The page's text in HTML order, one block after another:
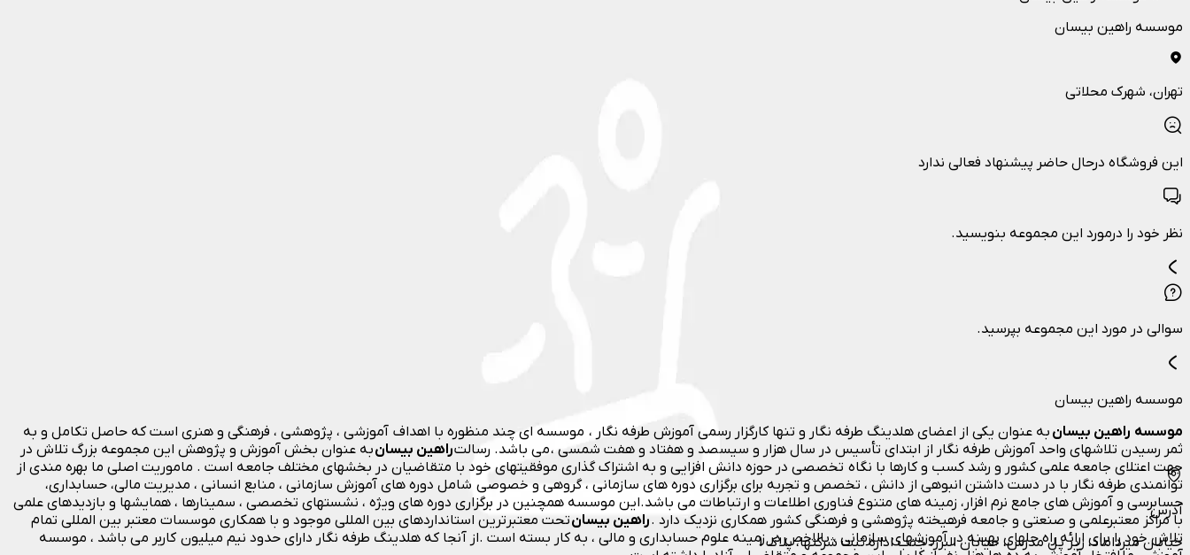
موسسه راهین بیسان
تهران، شهرک محلاتی
این فروشگاه درحال حاضر پیشنهاد فعالی ندارد
نظر خود را درمورد این مجموعه بنویسید.
سوالی در مورد این مجموعه بپرسید.
موسسه راهین بیسان
موسسه راهین بیسان به عنوان یکی از اعضای هلدینگ طرفه نگار و تنها کارگزار رسمی آموزش طرفه نگار ، موسسه ای چند منظوره با اهداف آموزشی ، پژوهشی ، فرهنگی و هنری است که حاصل تکامل و به
ثمر رسیدن تلاشهای واحد آموزش طرفه نگار از ابتدای تأسیس در سال هزار و سیسصد و هفتاد و هفت شمسی ، می باشد. رسالتراهین بیسانبه عنوان بخش آموزش و پژوهش این مجموعه بزرگ تلاش در
جهت اعتلای جامعه علمی کشور و رشد کسب و کارها با نگاه تخصصی در حوزه دانش افزایی و به اشتراک گذاری موفقیتهای خود با متقاضیان در بخشهای مختلف جامعه است . ماموریت اصلی ما بهره مندی از
توانمندی طرفه نگار با در دست داشتن انبوهی از دانش ، تخصص و تجربه برای برگزاری دوره های سازمانی ، گروهی و خصوصی شامل دوره های آموزش سازمانی ، منابع انسانی ، مدیریت مالی، حسابداری،
حسابرسی و آموزش های جامع نرم افزار، زمینه های متنوع فناوری اطلاعات و ارتباطات می باشد.این موسسه همچنین در برگزاری دوره های ویژه ، نشستهای تخصصی ، سمینارها ، همایشها و بازدیدهای علمی
با مراکز معتبرعلمی و صنعتی و جامعه فرهیخته پژوهشی و فرهنگی کشور همکاری نزدیک دارد .راهین بیسانتحت معتبرترین استانداردهای بین المللی موجود و با همکاری موسسات معتبر بین المللی تمام
تلاش خود را برای ارائه راه حلهای بهینه در آموزشهای سازمانی ، بالاخص در زمینه علوم حسابداری و مالی ، به کار بسته است .از آنجا که هلدینگ طرفه نگار دارای حدود نیم میلیون کاربر می باشد ، موسسه
آدرس
خیابان میرداماد، زیر پل مدرس، خیابان البرز، جنب اداره ثبت شرکتها، پلاک 1